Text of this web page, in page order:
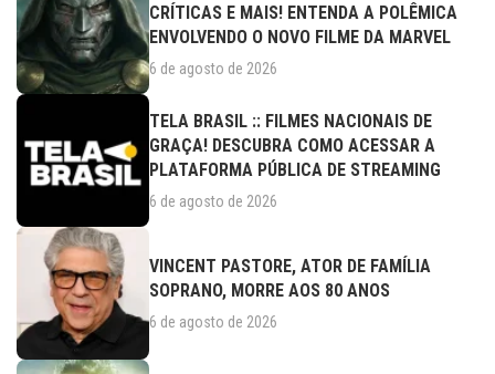
CRÍTICAS E MAIS! ENTENDA A POLÊMICA
ENVOLVENDO O NOVO FILME DA MARVEL
6 de agosto de 2026
TELA BRASIL :: FILMES NACIONAIS DE
GRAÇA! DESCUBRA COMO ACESSAR A
PLATAFORMA PÚBLICA DE STREAMING
6 de agosto de 2026
VINCENT PASTORE, ATOR DE FAMÍLIA
SOPRANO, MORRE AOS 80 ANOS
6 de agosto de 2026